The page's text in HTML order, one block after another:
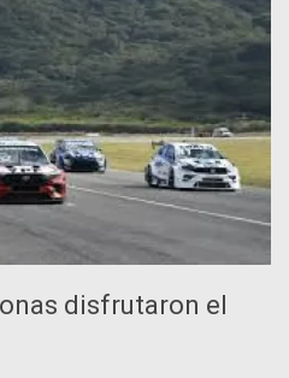
disfrutaron el